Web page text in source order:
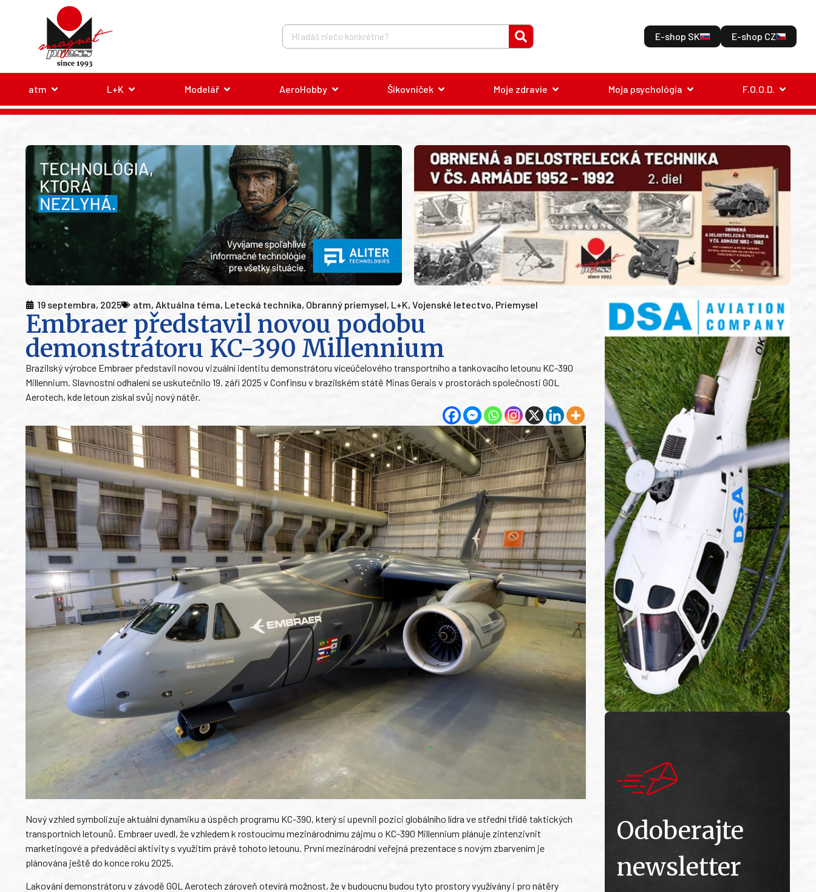
E-shop SK E-shop CZ
atm L+K Modelář AeroHobby Šikovníček Moje zdravie Moja psychológia F.O.O.D.
19 septembra, 2025 atm, Aktuálna téma, Letecká technika, Obranný priemysel, L+K, Vojenské letectvo, Priemysel
Embraer představil novou podobu
demonstrátoru KC-390 Millennium
Brazilský výrobce Embraer představil novou vizuální identitu demonstrátoru víceúčelového transportního a tankovacího letounu KC-390
Millennium. Slavnostní odhalení se uskutečnilo 19. září 2025 v Confinsu v brazilském státě Minas Gerais v prostorách společnosti GOL
Aerotech, kde letoun získal svůj nový nátěr.
Nový vzhled symbolizuje aktuální dynamiku a úspěch programu KC-390, který si upevnil pozici globálního lídra ve střední třídě taktických
transportních letounů. Embraer uvedl, že vzhledem k rostoucímu mezinárodnímu zájmu o KC-390 Millennium plánuje zintenzivnit
marketingové a předváděcí aktivity s využitím právě tohoto letounu. První mezinárodní veřejná prezentace s novým zbarvením je
plánována ještě do konce roku 2025.
Lakování demonstrátoru v závodě GOL Aerotech zároveň otevírá možnost, že v budoucnu budou tyto prostory využívány i pro nátěry
Odoberajte
newsletter